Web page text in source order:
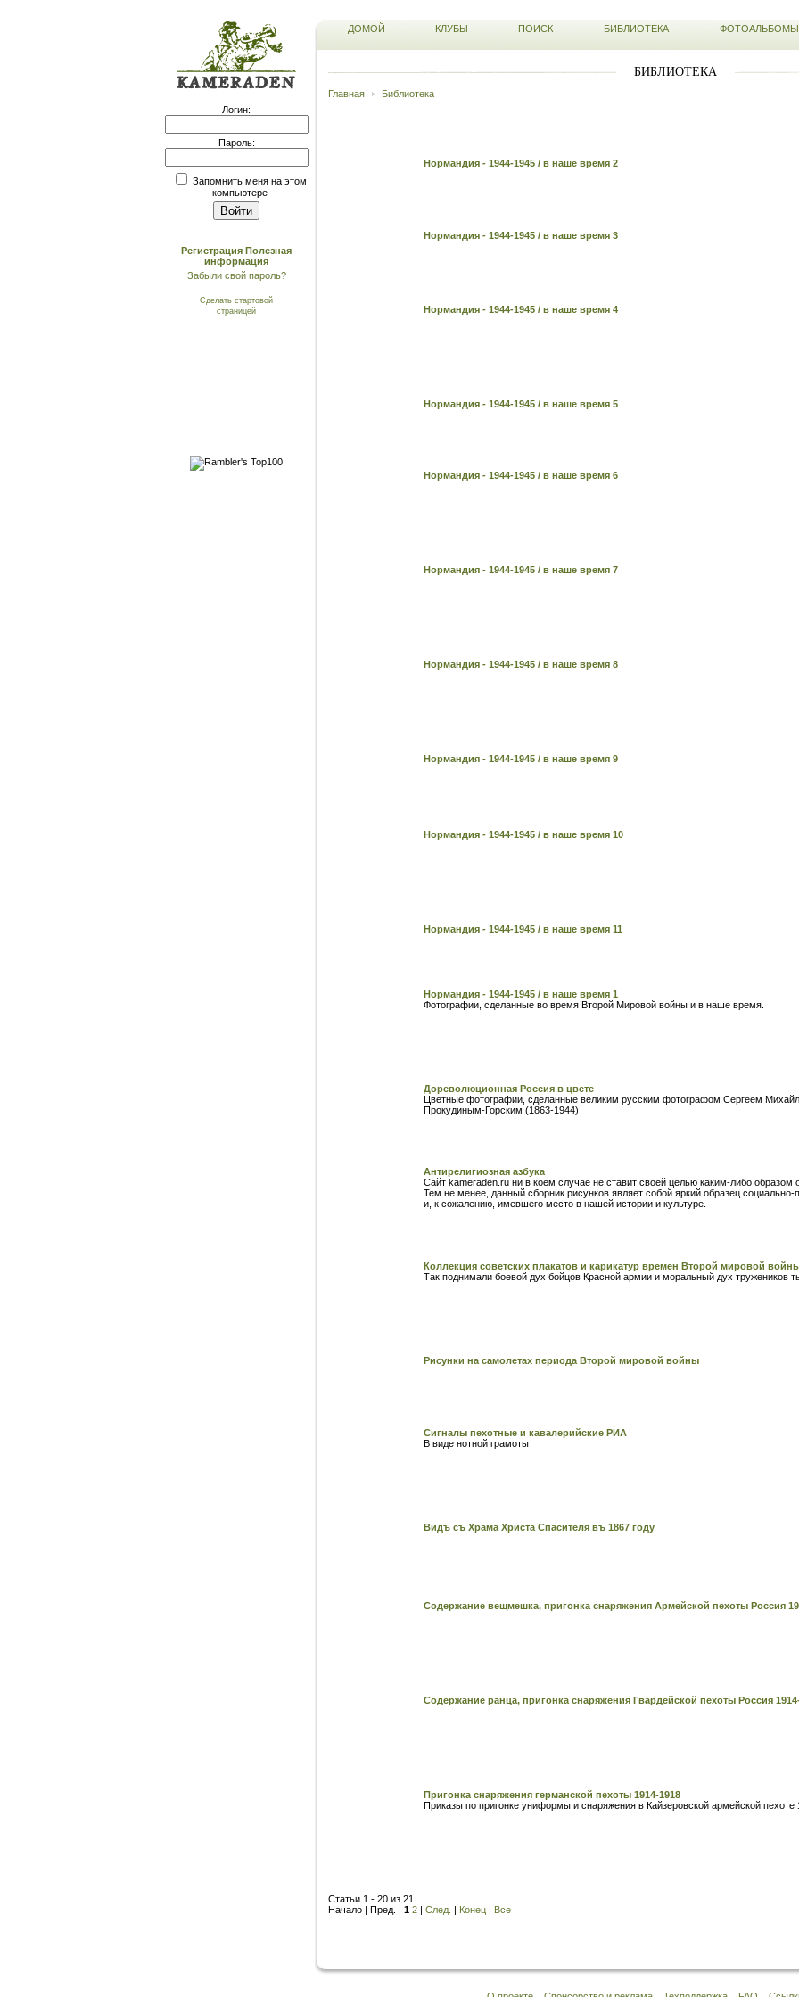
Логин:
Пароль:
Запомнить меня на этом
компьютере
Регистрация Полезная
информация
Забыли свой пароль?
Сделать стартовой
страницей
ДОМОЙ КЛУБЫ ПОИСК БИБЛИОТЕКА ФОТОАЛЬБОМЫ
БИБЛИОТЕКА
Главная Библиотека
Нормандия - 1944-1945 / в наше время 2
Нормандия - 1944-1945 / в наше время 3
Нормандия - 1944-1945 / в наше время 4
Нормандия - 1944-1945 / в наше время 5
Нормандия - 1944-1945 / в наше время 6
Нормандия - 1944-1945 / в наше время 7
Нормандия - 1944-1945 / в наше время 8
Нормандия - 1944-1945 / в наше время 9
Нормандия - 1944-1945 / в наше время 10
Нормандия - 1944-1945 / в наше время 11
Нормандия - 1944-1945 / в наше время 1
Фотографии, сделанные во время Второй Мировой войны и в наше время.
Дореволюционная Россия в цвете
Цветные фотографии, сделанные великим русским фотографом Сергеем
Прокудиным-Горским (1863-1944)
Антирелигиозная азбука
Сайт kameraden.ru ни в коем случае не ставит своей целью каким-либо образом
Тем не менее, данный сборник рисунков являет собой яркий образец
и, к сожалению, имевшего место в нашей истории и культуре.
Коллекция советских плакатов и карикатур времен Второй мировой
Так поднимали боевой дух бойцов Красной армии и моральный дух тружеников
Рисунки на самолетах периода Второй мировой войны
Сигналы пехотные и кавалерийские РИА
В виде нотной грамоты
Видъ съ Храма Христа Спасителя въ 1867 году
Содержание вещмешка, пригонка снаряжения Армейской пехоты Россия
Содержание ранца, пригонка снаряжения Гвардейской пехоты Россия
Пригонка снаряжения германской пехоты 1914-1918
Приказы по пригонке униформы и снаряжения в Кайзеровской армейской пехоте
Статьи 1 - 20 из 21
Начало | Пред. | 1 2| След. | Конец| Все